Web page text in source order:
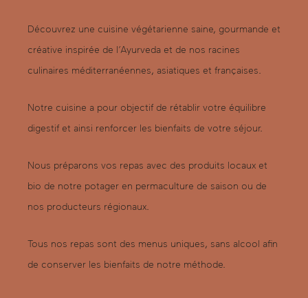
Découvrez une cuisine végétarienne saine, gourmande et
créative inspirée de l’Ayurveda et de nos racines
culinaires méditerranéennes, asiatiques et françaises.
Notre cuisine a pour objectif de rétablir votre équilibre
digestif et ainsi renforcer les bienfaits de votre séjour.
Nous préparons vos repas avec des produits locaux et
bio de notre potager en permaculture de saison ou de
nos producteurs régionaux.
Tous nos repas sont des menus uniques, sans alcool afin
de conserver les bienfaits de notre méthode.